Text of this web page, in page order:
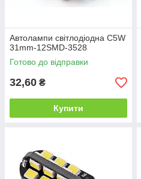
Автолампи світлодіодна C5W
31mm-12SMD-3528
Готово до відправки
32,60 ₴
Купити